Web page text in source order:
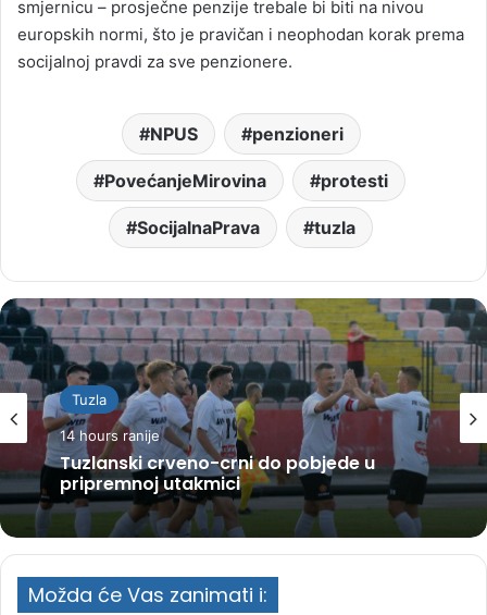
smjernicu – prosječne penzije trebale bi biti na nivou
europskih normi, što je pravičan i neophodan korak prema
socijalnoj pravdi za sve penzionere.
NPUS penzioneri
PovećanjeMirovina protesti
SocijalnaPrava tuzla
Tuzla
14 hours ranije
Tuzlanski crveno-crni do pobjede u
pripremnoj utakmici
Možda će Vas zanimati i: